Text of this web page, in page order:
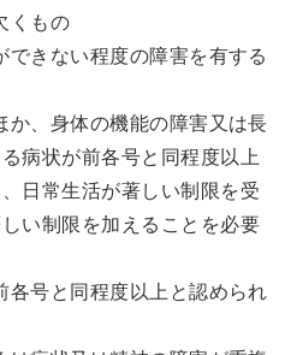
くもの
できない程度の障害を有する
か、身体の機能の障害又は長
病状が前各号と同程度以上
日常生活が著しい制限を受
い制限を加えることを必要
各号と同程度以上と認められ